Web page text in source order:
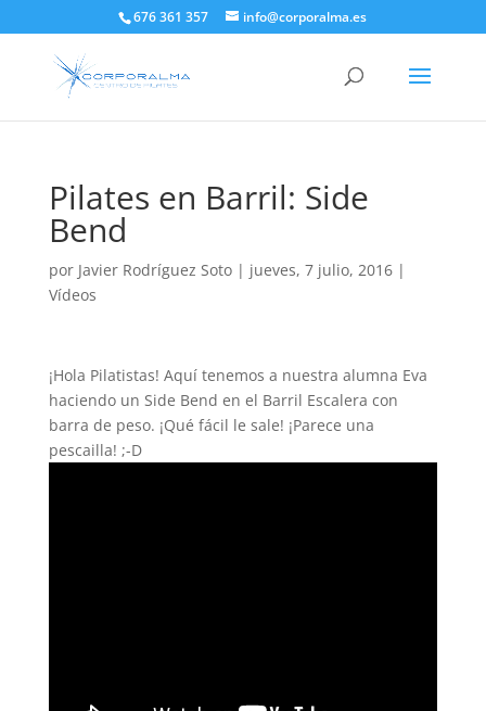
676 361 357 info@corporalma.es
Pilates en Barril: Side
Bend
por Javier Rodríguez Soto| jueves, 7 julio, 2016|
Vídeos
¡Hola Pilatistas! Aquí tenemos a nuestra alumna Eva
haciendo un Side Bend en el Barril Escalera con
barra de peso. ¡Qué fácil le sale! ¡Parece una
pescailla! ;-D